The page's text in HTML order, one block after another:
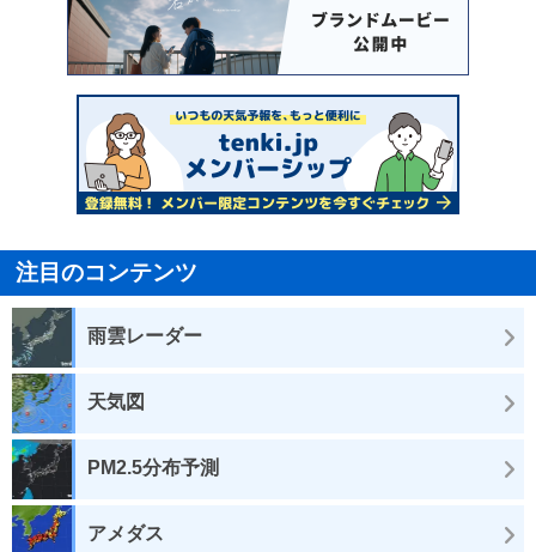
注目のコンテンツ
雨雲レーダー
天気図
PM2.5分布予測
アメダス